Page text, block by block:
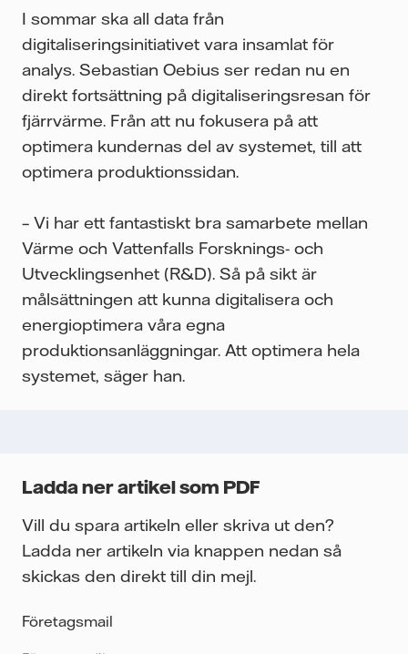
I sommar ska all data från
digitaliseringsinitiativet vara insamlat för
analys. Sebastian Oebius ser redan nu en
direkt fortsättning på digitaliseringsresan för
fjärrvärme. Från att nu fokusera på att
optimera kundernas del av systemet, till att
optimera produktionssidan.
– Vi har ett fantastiskt bra samarbete mellan
Värme och Vattenfalls Forsknings- och
Utvecklingsenhet (R&D). Så på sikt är
målsättningen att kunna digitalisera och
energioptimera våra egna
produktionsanläggningar. Att optimera hela
systemet, säger han.
Ladda ner artikel som PDF
Vill du spara artikeln eller skriva ut den?
Ladda ner artikeln via knappen nedan så
skickas den direkt till din mejl.
Företagsmail